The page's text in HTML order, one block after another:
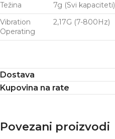
Težina
7g (Svi kapaciteti)
Vibration
Operating
2,17G (7-800Hz)
Dostava
Kupovina na rate
Povezani proizvodi